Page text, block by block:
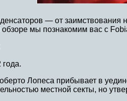
— от
мы познакомим вас с
Лопеса прибывает в
местной секты, но